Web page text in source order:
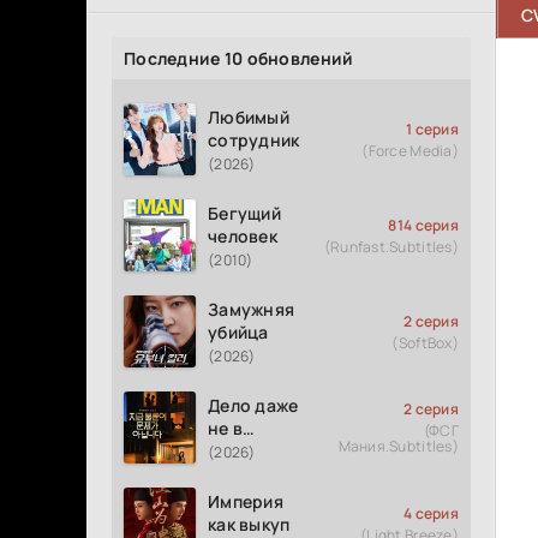
Последние 10 обновлений
Любимый
сотрудник
(2026)
1 серия
(Force Media)
Бегущий
человек
(2010)
814 серия
(Runfast.Subtitles)
Замужняя
убийца
(2026)
2 серия
(SoftBox)
Дело даже
не в
измене
(2026)
2 серия
(ФСГ
Мания.Subtitles)
Империя
как выкуп
4 серия